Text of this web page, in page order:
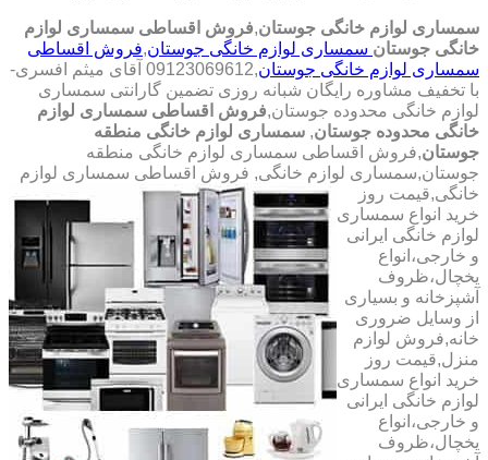
سمساری لوازم خانگی جوستان,فروش اقساطی سمساری لوازم
خانگی جوستان سمساری لوازم خانگی جوستان,فروش اقساطی
سمساری لوازم خانگی جوستان
,09123069612 آقای میثم افسری-
با تخفیف مشاوره رایگان شبانه روزی تضمین گارانتی سمساری
لوازم خانگی محدوده جوستان,فروش اقساطی سمساری لوازم
خانگی محدوده جوستان, سمساری لوازم خانگی منطقه
جوستان,فروش اقساطی سمساری لوازم خانگی منطقه
جوستان,سمساری لوازم خانگی, فروش اقساطی سمساری لوازم
خانگی,قیمت روز
خرید انواع سمساری
لوازم خانگی ایرانی
و خارجی،انواع
یخچال،ظروف
آشپزخانه و بسیاری
از وسایل ضروری
خانه,فروش لوازم
منزل,قیمت روز
خرید انواع سمساری
لوازم خانگی ایرانی
و خارجی،انواع
یخچال،ظروف